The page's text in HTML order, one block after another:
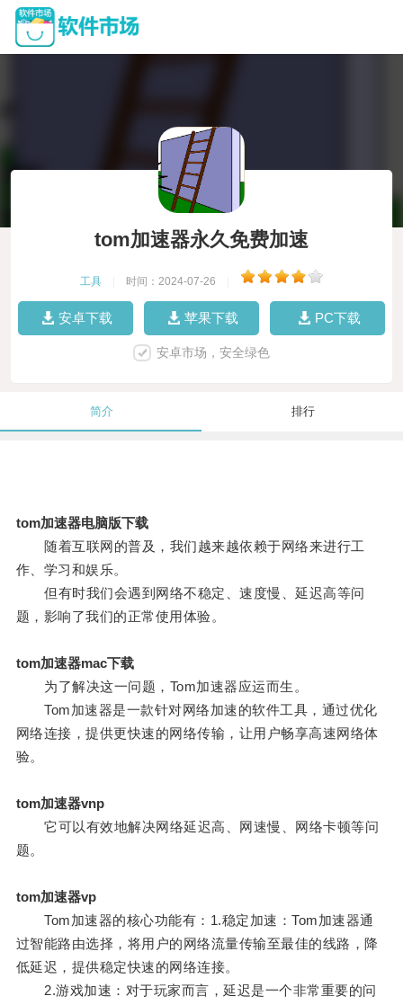
tom加速器永久免费加速
工具 时间：2024-07-26
安卓下载 苹果下载 PC下载
安卓市场，安全绿色
简介 排行
tom加速器电脑版下载
随着互联网的普及，我们越来越依赖于网络来进行工
作、学习和娱乐。
但有时我们会遇到网络不稳定、速度慢、延迟高等问
题，影响了我们的正常使用体验。
tom加速器mac下载
为了解决这一问题，Tom加速器应运而生。
Tom加速器是一款针对网络加速的软件工具，通过优化
网络连接，提供更快速的网络传输，让用户畅享高速网络体
验。
tom加速器vnp
它可以有效地解决网络延迟高、网速慢、网络卡顿等问
题。
tom加速器vp
Tom加速器的核心功能有：1.稳定加速：Tom加速器通
过智能路由选择，将用户的网络流量传输至最佳的线路，降
低延迟，提供稳定快速的网络连接。
2.游戏加速：对于玩家而言，延迟是一个非常重要的问